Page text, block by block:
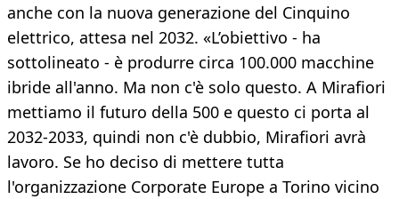
anche con la nuova generazione del Cinquino
elettrico, attesa nel 2032. «L’obiettivo - ha
sottolineato - è produrre circa 100.000 macchine
ibride all'anno. Ma non c'è solo questo. A Mirafiori
mettiamo il futuro della 500 e questo ci porta al
2032-2033, quindi non c'è dubbio, Mirafiori avrà
lavoro. Se ho deciso di mettere tutta
l'organizzazione Corporate Europe a Torino vicino